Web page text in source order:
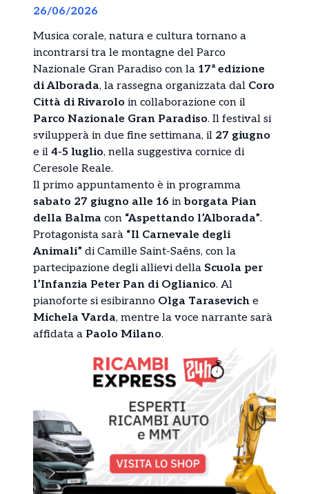
26/06/2026
Musica corale, natura e cultura tornano a
incontrarsi tra le montagne del Parco
Nazionale Gran Paradiso con la 17ª edizione
di Alborada, la rassegna organizzata dal Coro
Città di Rivarolo in collaborazione con il
Parco Nazionale Gran Paradiso. Il festival si
svilupperà in due fine settimana, il 27 giugno
e il 4-5 luglio, nella suggestiva cornice di
Ceresole Reale.
Il primo appuntamento è in programma
sabato 27 giugno alle 16 inborgata Pian
della Balma con “Aspettando l’Alborada”.
Protagonista sarà “Il Carnevale degli
Animali” di Camille Saint-Saëns, con la
partecipazione degli allievi della Scuola per
l’Infanzia Peter Pan di Oglianico. Al
pianoforte si esibiranno Olga Tarasevich e
Michela Varda, mentre la voce narrante sarà
affidata a Paolo Milano.